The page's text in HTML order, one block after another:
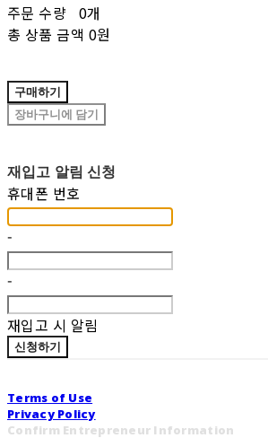
주문 수량 0개
총 상품 금액 0원
구매하기
장바구니에 담기
재입고 알림 신청
휴대폰 번호
-
-
재입고 시 알림
신청하기
Terms of Use
Privacy Policy
Confirm Entrepreneur Information